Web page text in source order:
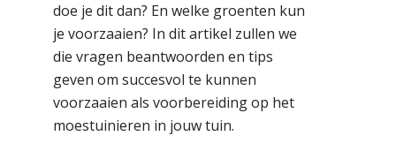
doe je dit dan? En welke groenten kun
je voorzaaien? In dit artikel zullen we
die vragen beantwoorden en tips
geven om succesvol te kunnen
voorzaaien als voorbereiding op het
moestuinieren in jouw tuin.